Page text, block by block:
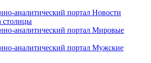
аналитический портал Новости
столицы
аналитический портал Мировые
аналитический портал Мужские